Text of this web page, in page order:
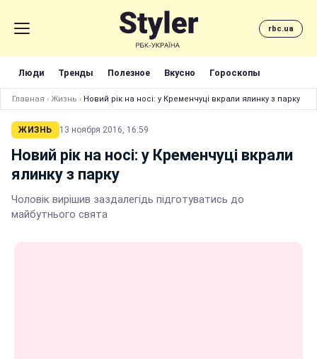
rbc.ua
Люди Тренды Полезное Вкусно Гороскопы
Главная › Жизнь › Новий рік на носі: у Кременчуці вкрали ялинку з парку
ЖИЗНЬ 13 ноября 2016, 16:59
Новий рік на носі: у Кременчуці вкрали
ялинку з парку
Чоловік вирішив заздалегідь підготуватись до
майбутнього свята